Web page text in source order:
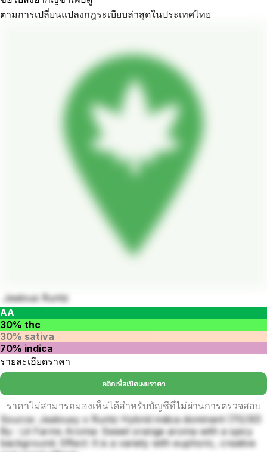
ตามการเปลี่ยนแปลงกฎระเบียบล่าสุดในประเทศไทย
Jealous Runtz
AA
30% thc
30% sativa
70% indica
รายละเอียดราคา
คลิกเพื่อเปิดเผยราคา
ราคาไม่สามารถมองเห็นได้สำหรับบัญชีที่ไม่ผ่านการตรวจสอบ
Source: Jealousy x Runtz Hybrid indica dominant (70/30)
By : Lit Farms Aroma: Sweet orange aroma with a spicy
background. Effect: It is a variety with euphoric, creative